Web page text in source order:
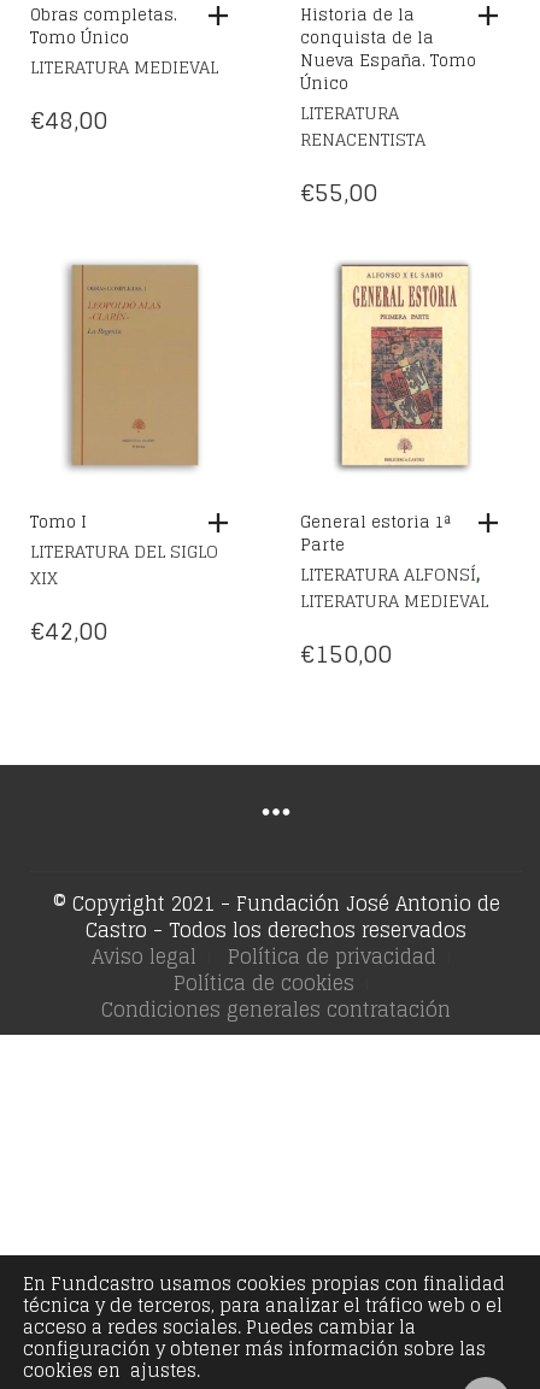
Obras completas.
Tomo Único
LITERATURA MEDIEVAL
€48,00
Historia de la
conquista de la
Nueva España. Tomo
Único
LITERATURA
RENACENTISTA
€55,00
Tomo I
LITERATURA DEL SIGLO
XIX
€42,00
General estoria 1ª
Parte
LITERATURA ALFONSÍ,
LITERATURA MEDIEVAL
€150,00
© Copyright 2021 - Fundación José Antonio de
Castro - Todos los derechos reservados
Aviso legal Política de privacidad
Política de cookies
Condiciones generales contratación
En Fundcastro usamos cookies propias con finalidad
técnica y de terceros, para analizar el tráfico web o el
acceso a redes sociales. Puedes cambiar la
configuración y obtener más información sobre las
cookies en ajustes.